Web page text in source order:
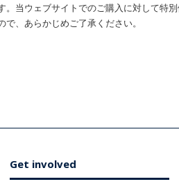
当ウェブサイトでのご購入に対して特
、あらかじめご了承ください。
Get involved